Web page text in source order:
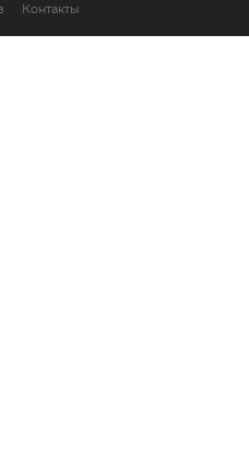
Контакты